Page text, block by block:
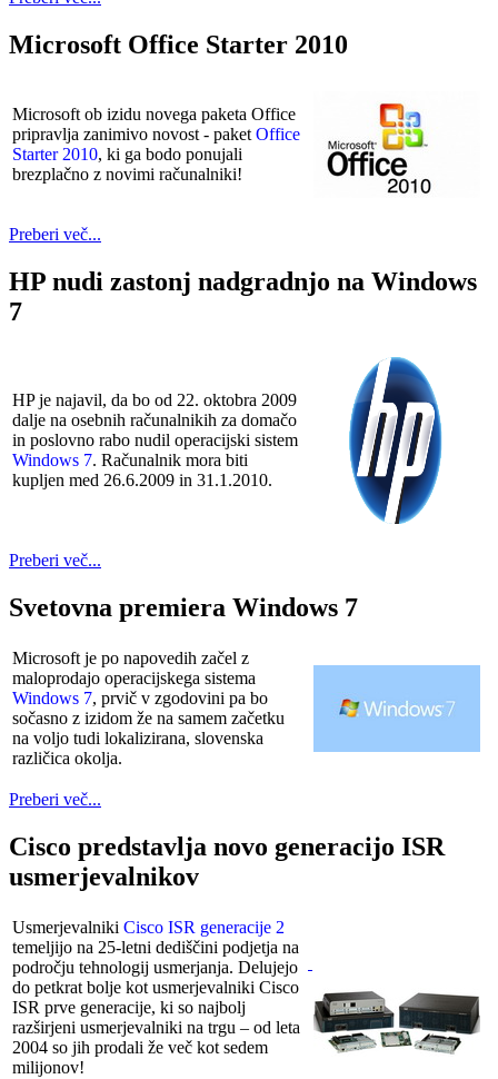
Microsoft Office Starter 2010
Microsoft ob izidu novega paketa Office
pripravlja zanimivo novost - paket Office
Starter 2010, ki ga bodo ponujali
brezplačno z novimi računalniki!
Preberi več...
HP nudi zastonj nadgradnjo na Windows
7
HP je najavil, da bo od 22. oktobra 2009
dalje na osebnih računalnikih za domačo
in poslovno rabo nudil operacijski sistem
Windows 7. Računalnik mora biti
kupljen med 26.6.2009 in 31.1.2010.
Preberi več...
Svetovna premiera Windows 7
Microsoft je po napovedih začel z
maloprodajo operacijskega sistema
Windows 7, prvič v zgodovini pa bo
sočasno z izidom že na samem začetku
na voljo tudi lokalizirana, slovenska
različica okolja.
Preberi več...
Cisco predstavlja novo generacijo ISR
usmerjevalnikov
Usmerjevalniki Cisco ISR generacije 2
temeljijo na 25-letni dediščini podjetja na
področju tehnologij usmerjanja. Delujejo
do petkrat bolje kot usmerjevalniki Cisco
ISR prve generacije, ki so najbolj
razširjeni usmerjevalniki na trgu – od leta
2004 so jih prodali že več kot sedem
milijonov!